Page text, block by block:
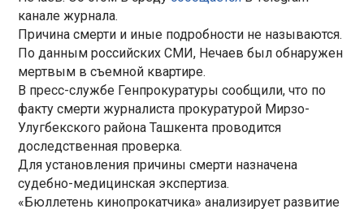
канале журнала.
Причина смерти и иные подробности не называются.
По данным российских СМИ, Нечаев был обнаружен
мертвым в съемной квартире.
В пресс-службе Генпрокуратуры сообщили, что по
факту смерти журналиста прокуратурой Мирзо-
Улугбекского района Ташкента проводится
доследственная проверка.
Для установления причины смерти назначена
судебно-медицинская экспертиза.
«Бюллетень кинопрокатчика» анализирует развитие